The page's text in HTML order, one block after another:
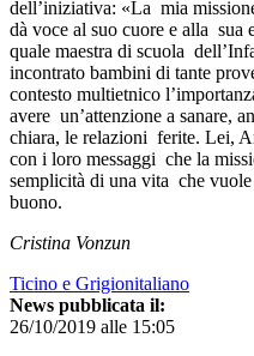
dell’iniziativa: «La mia
dà voce al suo cuore e alla sua
quale maestra di scuola
incontrato bambini di tante
contesto multietnico
avere un’attenzione a sanare,
chiara, le relazioni ferite. Lei,
con i loro messaggi che la
semplicità di una vita che
buono.
Cristina Vonzun
Ticino e Grigionitaliano
News pubblicata il:
26/10/2019 alle 15:05